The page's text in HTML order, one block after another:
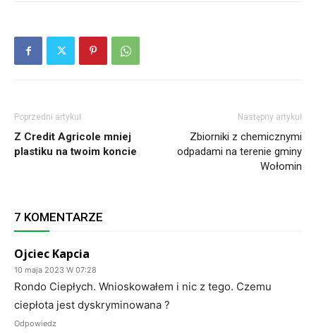
Poprzedni artykuł
Z Credit Agricole mniej
plastiku na twoim koncie
Następny artykuł
Zbiorniki z chemicznymi
odpadami na terenie gminy
Wołomin
7 KOMENTARZE
Ojciec Kapcia
10 maja 2023 W 07:28
Rondo Ciepłych. Wnioskowałem i nic z tego. Czemu
ciepłota jest dyskryminowana ?
Odpowiedz